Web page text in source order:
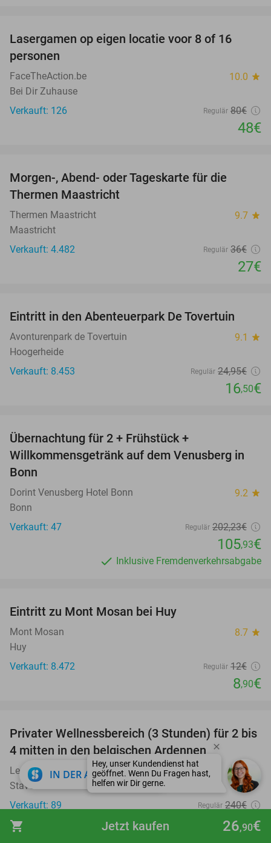
shopping_cart 26,90€
Jetzt kaufen
Lasergamen op eigen locatie voor 8 of 16
personen
FaceTheAction.be 10.0 star
Bei Dir Zuhause
Verkauft: 126
Regulär 80€
48€
Morgen-, Abend- oder Tageskarte für die
Thermen Maastricht
Thermen Maastricht 9.7 star
Maastricht
Verkauft: 4.482
Regulär 36€
27€
34%
Eintritt in den Abenteuerpark De Tovertuin
Avonturenpark de Tovertuin 9.1 star
Hoogerheide
Verkauft: 8.453
Regulär 24,95€
16,50€
Übernachtung für 2 + Frühstück +
Willkommensgetränk auf dem Venusberg in
Bonn
Dorint Venusberg Hotel Bonn 9.2 star
Bonn
Verkauft: 47
Regulär 202,23€
105,93€
Inklusive Fremdenverkehrsabgabe
Eintritt zu Mont Mosan bei Huy
Mont Mosan 8.7 star
Huy
Verkauft: 8.472
Regulär 12€
8,90€
48%
Privater Wellnessbereich (3 Stunden) für 2 bis
4 mitten in den belgischen Ardennen
Le Roannay 10.0
Stavelot
Verkauft: 89
Regulär 240€
124€
IN DER APP ÖFFNEN close